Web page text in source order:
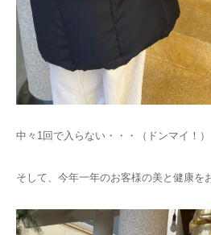
中々1回で入らない・・・（ドンマイ！）
そして、今年一年のお客様の美と健康を